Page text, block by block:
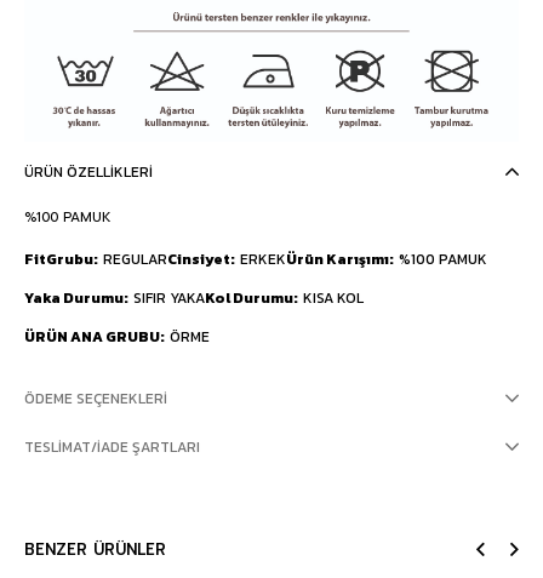
ÜRÜN ÖZELLIKLERI
%100 PAMUK
FitGrubu REGULARCinsiyet ERKEKÜrün Karışımı %100 PAMUK
Yaka Durumu SIFIR YAKAKol Durumu KISA KOL
ÜRÜN ANA GRUBU ÖRME
ÖDEME SEÇENEKLERI
TESLIMAT/İADE ŞARTLARI
BENZER ÜRÜNLER